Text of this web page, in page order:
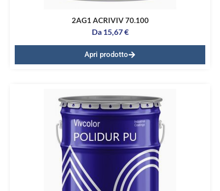
2AG1 ACRIVIV 70.100
Da 15,67€
Apri prodotto